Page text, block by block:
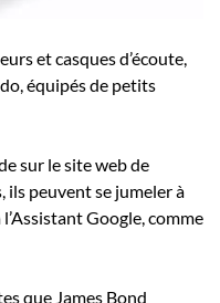
et casques d’écoute,
équipés de petits
sur le site web de
ils peuvent se jumeler à
Google, comme
que James Bond